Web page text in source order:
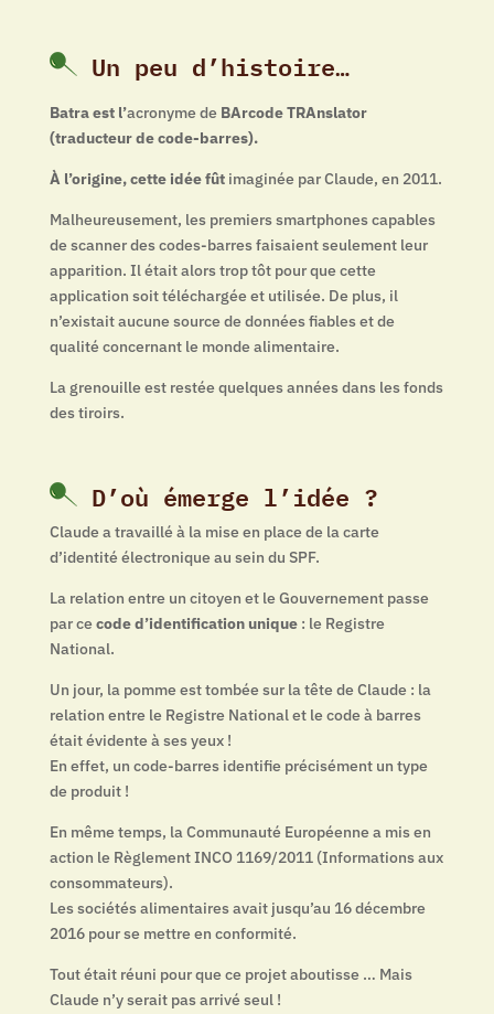
Un peu d’histoire…
Batra est l’acronyme de BArcode TRAnslator
(traducteur de code-barres).
À l’origine, cette idée fût imaginée par Claude, en 2011.
Malheureusement, les premiers smartphones capables
de scanner des codes-barres faisaient seulement leur
apparition. Il était alors trop tôt pour que cette
application soit téléchargée et utilisée. De plus, il
n’existait aucune source de données fiables et de
qualité concernant le monde alimentaire.
La grenouille est restée quelques années dans les fonds
des tiroirs.
D’où émerge l’idée ?
Claude a travaillé à la mise en place de la carte
d’identité électronique au sein du SPF.
La relation entre un citoyen et le Gouvernement passe
par cecode d’identification unique: le Registre
National.
Un jour, la pomme est tombée sur la tête de Claude : la
relation entre le Registre National et le code à barres
était évidente à ses yeux !
En effet, un code-barres identifie précisément un type
de produit !
En même temps, la Communauté Européenne a mis en
action le Règlement INCO 1169/2011 (Informations aux
consommateurs).
Les sociétés alimentaires avait jusqu’au 16 décembre
2016 pour se mettre en conformité.
Tout était réuni pour que ce projet aboutisse … Mais
Claude n’y serait pas arrivé seul !